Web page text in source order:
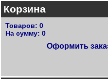
Корзина
Товаров: 0
На сумму: 0
Оформить